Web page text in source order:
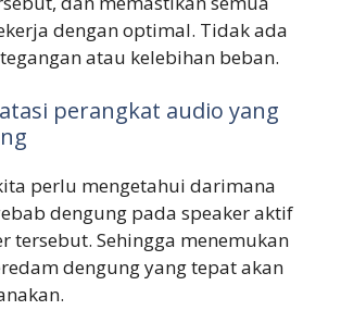
dengan optimal. Tidak ada
atau kelebihan beban.
perangkat audio yang
perlu mengetahui darimana
dengung pada speaker aktif
tersebut. Sehingga menemukan
dengung yang tepat akan